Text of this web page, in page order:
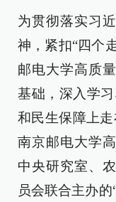
为贯彻落实习
神，紧扣“四个
邮电大学高质
基础，深入学
和民生保障上
南京邮电大学
中央研究室、
员会联合主办